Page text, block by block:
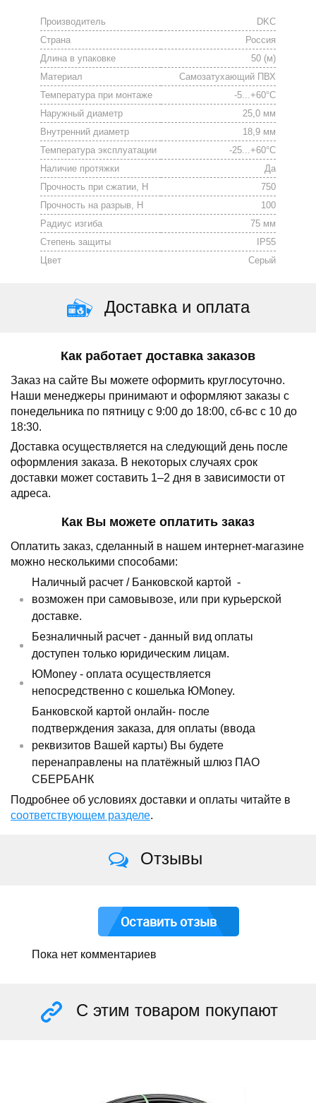
Производитель
DKC
Страна
Россия
Длина в упаковке
50 (м)
Материал
Самозатухающий ПВХ
Температура при монтаже
-5...+60°С
Наружный диаметр
25,0 мм
Внутренний диаметр
18,9 мм
Температура эксплуатации
-25...+60°С
Наличие протяжки
Да
Прочность при сжатии, Н
750
Прочность на разрыв, Н
100
Радиус изгиба
75 мм
Степень защиты
IP55
Цвет
Серый
Доставка и оплата
Как работает доставка заказов
Заказ на сайте Вы можете оформить круглосуточно.
Наши менеджеры принимают и оформляют заказы с
понедельника по пятницу с 9:00 до 18:00, сб-вс с 10 до
18:30.
Доставка осуществляется на следующий день после
оформления заказа. В некоторых случаях срок
доставки может составить 1–2 дня в зависимости от
адреса.
Как Вы можете оплатить заказ
Оплатить заказ, сделанный в нашем интернет-магазине
можно несколькими способами:
Наличный расчет / Банковской картой -
возможен при самовывозе, или при курьерской
доставке.
Безналичный расчет - данный вид оплаты
доступен только юридическим лицам.
ЮMoney - оплата осуществляется
непосредственно с кошелька ЮMoney.
Банковской картой онлайн- после
подтверждения заказа, для оплаты (ввода
реквизитов Вашей карты) Вы будете
перенаправлены на платёжный шлюз ПАО
СБЕРБАНК
Подробнее об условиях доставки и оплаты читайте в
соответствующем разделе.
Отзывы
Оставить отзыв
Пока нет комментариев
С этим товаром покупают